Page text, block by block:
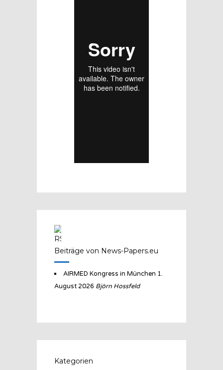
Beiträge von News-Papers.eu
AIRMED Kongress in München 1.
August 2026 Björn Hossfeld
Kategorien